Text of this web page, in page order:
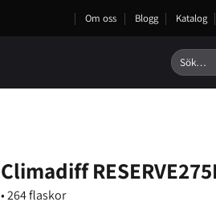
Om oss Blogg Katalog
Sök
efter:
Climadiff
• 264 flaskor